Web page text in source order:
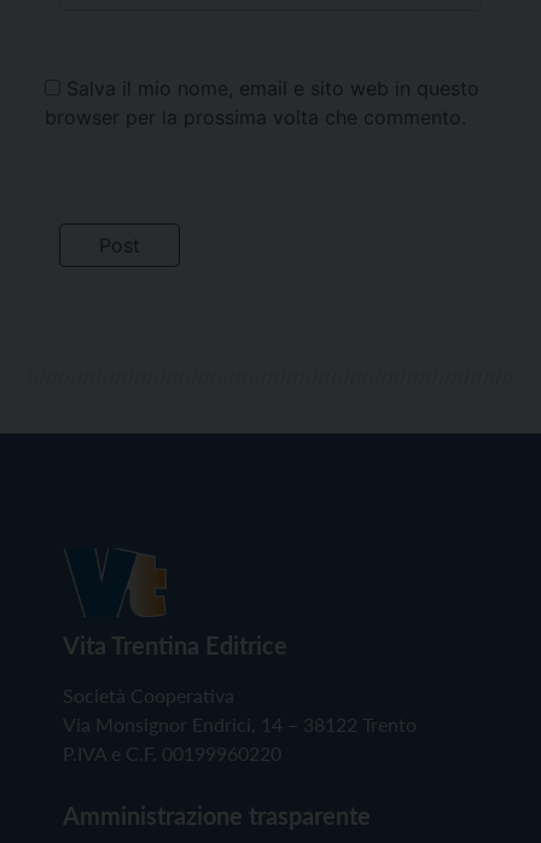
Salva il mio nome, email e sito web in questo
browser per la prossima volta che commento.
Vita Trentina Editrice
Società Cooperativa
Via Monsignor Endrici, 14 – 38122 Trento
P.IVA e C.F. 00199960220
Amministrazione trasparente